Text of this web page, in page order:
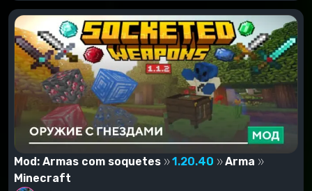
Mod: Armas com soquetes 1.20.40
Arma
Minecraft